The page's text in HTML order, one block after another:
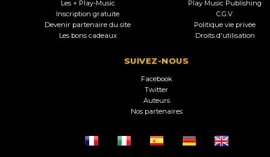
Les + Play-Music
Inscription gratuite
Devenir partenaire du site
Les bons cadeaux
Play Music Publishing
C.G.V.
Politique vie privée
Droits d'utilisation
SUIVEZ-NOUS
Facebook
Twitter
Auteurs
Nos partenaires